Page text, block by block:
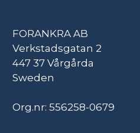
FORANKRA AB
Verkstadsgatan 2
447 37 Vårgårda
Sweden
Org.nr: 556258-0679